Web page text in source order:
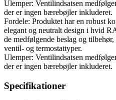
Ulemper: Ventilindsatsen
der er ingen bærebøjler inkluderet.
Fordele: Produktet har en robust
elegant og neutralt design i hvid
de medfølgende beslag og
ventil- og termostattyper.
Ulemper: Ventilindsatsen
der er ingen bærebøjler inkluderet.
Specifikationer